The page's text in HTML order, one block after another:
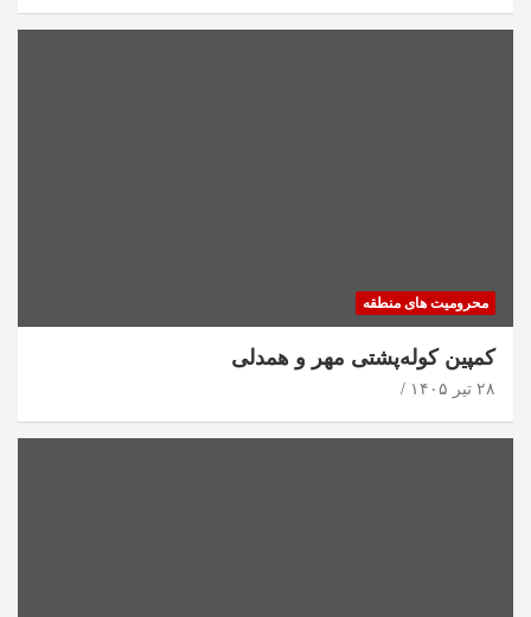
محرومیت های منطقه
کمپین کوله‌پشتی مهر و همدلی
۲۸ تیر ۱۴۰۵